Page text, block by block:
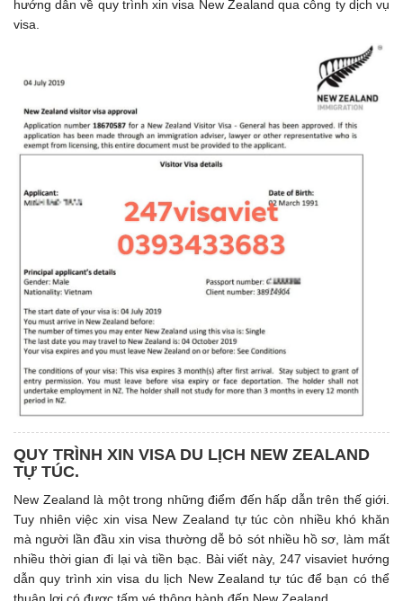
hướng dẫn về quy trình xin visa New Zealand qua công ty dịch vụ
visa.
QUY TRÌNH XIN VISA DU LỊCH NEW ZEALAND
TỰ TÚC.
New Zealand là một trong những điểm đến hấp dẫn trên thế giới.
Tuy nhiên việc xin visa New Zealand tự túc còn nhiều khó khăn
mà người lần đầu xin visa thường dễ bỏ sót nhiều hồ sơ, làm mất
nhiều thời gian đi lại và tiền bạc. Bài viết này, 247 visaviet hướng
dẫn quy trình xin visa du lịch New Zealand tự túc để bạn có thể